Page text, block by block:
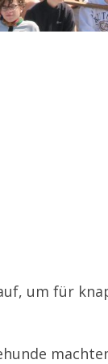
um für